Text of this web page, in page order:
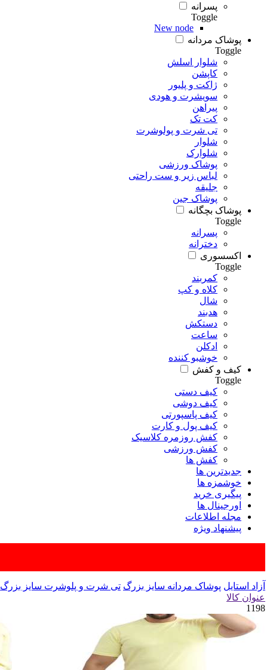
پسرانه
Toggle
New node
پوشاک مردانه
Toggle
شلوار اسلش
کاپشن
ژاکت و پلیور
سویشرت و هودی
پیراهن
کت تک
تی شرت و پولوشرت
شلوار
شلوارک
پوشاک ورزشی
لباس زیر و ست راحتی
جلیقه
پوشاک جین
پوشاک بچگانه
Toggle
پسرانه
دخترانه
اکسسوری
Toggle
کمربند
کلاه و کپ
شال
هدبند
دستکش
ساعت
ادکلن
خوشبو کننده
کیف و کفش
Toggle
کیف دستی
کیف دوشی
کیف پاسپورتی
کیف پول و کارت
کفش روزمره کلاسیک
کفش ورزشی
کفش ها
جدیدترین ها
خوشمزه ها
پیگیری خرید
اورجینال ها
مجله اطلاعات
پیشنهاد ویژه
آزاد استایل پوشاک مردانه سایز بزرگ تی شرت و پلوشرت سایز بزرگ
عنوان کالا
1198